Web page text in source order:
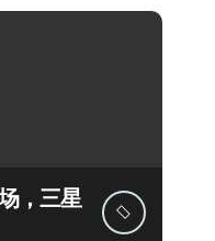
，三星